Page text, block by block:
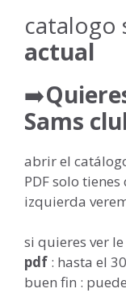
catalogo
actual
➡️
Sams
abrir el
PDF solo
izquierda
si quieres ver
pdf : hasta el
buen fin :